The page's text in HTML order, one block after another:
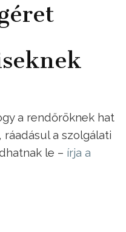
a rendőröknek hat
a szolgálati
le – írja a